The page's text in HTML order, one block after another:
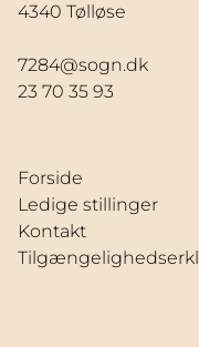
4340 Tølløse
7284@sogn.dk
23 70 35 93
Forside
Ledige stillinger
Kontakt